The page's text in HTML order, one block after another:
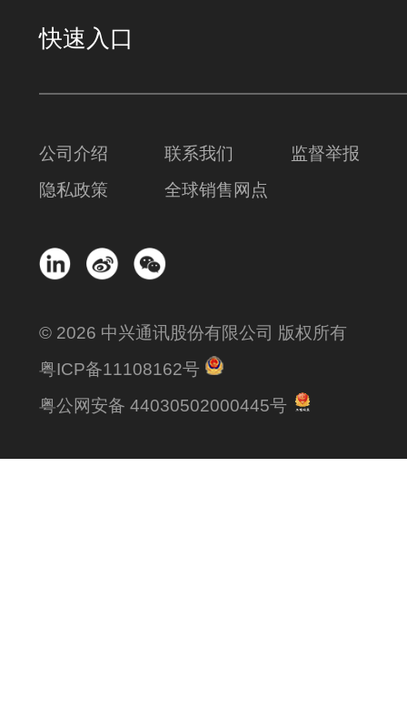
快速入口
公司介绍 联系我们
监督举报
隐私政策
全球销售网点
© 2026 中兴通讯股份有限公司 版权所有
粤ICP备11108162号
粤公网安备 44030502000445号